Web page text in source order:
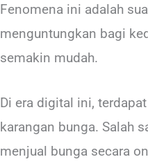
Fenomena ini adalah
menguntungkan bagi
semakin mudah.
Di era digital ini,
karangan bunga. Salah
menjual bunga secara